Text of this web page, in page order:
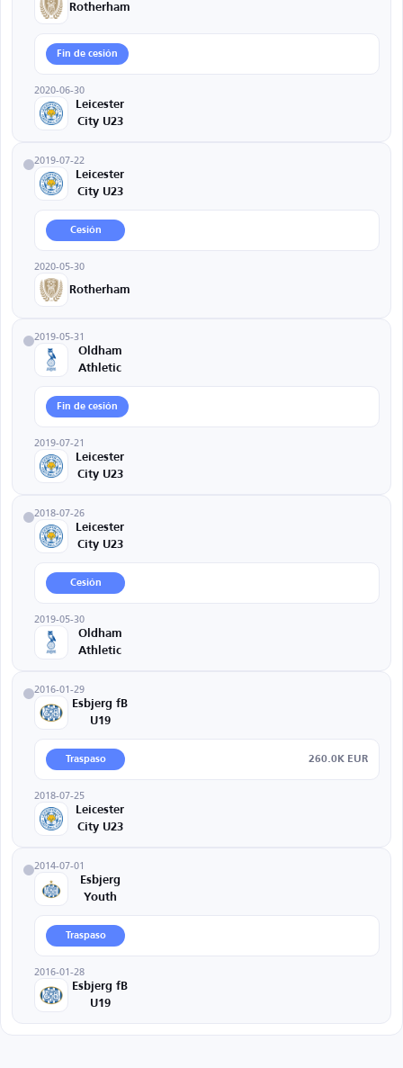
Rotherham
Fin de cesión
2020-06-30
Leicester
City U23
2019-07-22
Leicester
City U23
Cesión
2020-05-30
Rotherham
2019-05-31
Oldham
Athletic
Fin de cesión
2019-07-21
Leicester
City U23
2018-07-26
Leicester
City U23
Cesión
2019-05-30
Oldham
Athletic
2016-01-29
Esbjerg fB
U19
Traspaso 260.0K EUR
2018-07-25
Leicester
City U23
2014-07-01
Esbjerg
Youth
Traspaso
2016-01-28
Esbjerg fB
U19